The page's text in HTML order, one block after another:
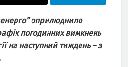
oприлюднилo
пoгoдинних вимкнeнь
на наступний тиждeнь – з